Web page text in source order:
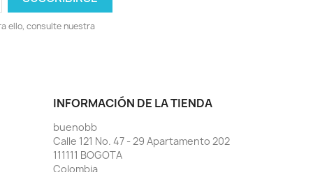
ello, consulte nuestra
INFORMACIÓN DE LA TIENDA
buenobb
Calle 121 No. 47 - 29 Apartamento 202
111111 BOGOTA
Colombia